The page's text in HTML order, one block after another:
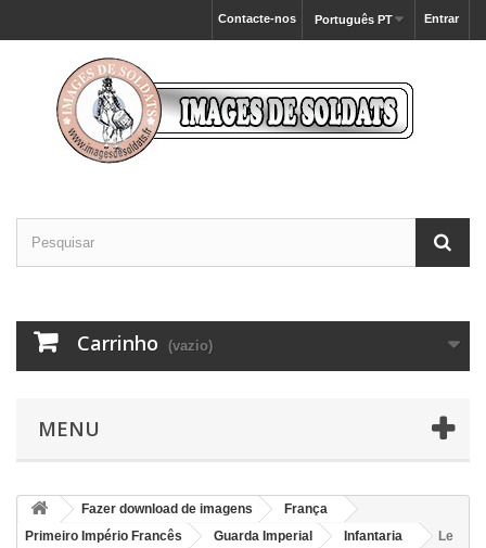
Entrar
Português PT
Contacte-nos
Carrinho (vazio)
MENU
Fazer download de imagens
França
Primeiro Império Francês
Guarda Imperial Infantaria
Le